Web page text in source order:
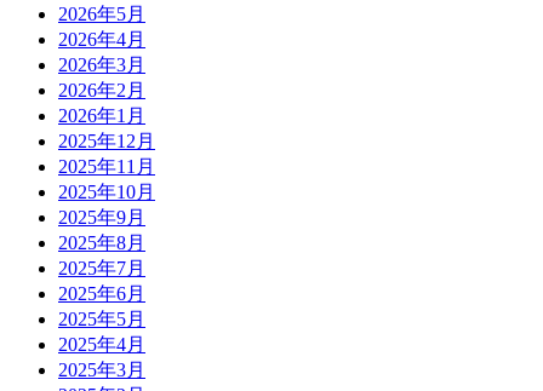
2026年5月
2026年4月
2026年3月
2026年2月
2026年1月
2025年12月
2025年11月
2025年10月
2025年9月
2025年8月
2025年7月
2025年6月
2025年5月
2025年4月
2025年3月